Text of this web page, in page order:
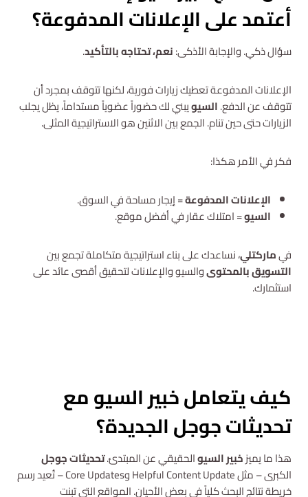
أعتمد على الإعلانات المدفوعة؟
سؤال ذكي. والإجابة الأذكى:نعم، تحتاجه بالتأكيد.
الإعلانات المدفوعة تعطيك زيارات فورية، لكنها تتوقف بمجرد أن
تتوقف عن الدفع.السيويبني لك حضوراً عضوياً مستداماً، يظل يجلب
الزيارات حتى حين تنام. الجمع بين الاثنين هو الاستراتيجية المثلى.
فكر في الأمر هكذا:
الإعلانات المدفوعة= إيجار مساحة في السوق.
السيو= امتلاك عقار في أفضل موقع.
فيماركتلي، نساعدك على بناء استراتيجية متكاملة تجمع بين
التسويق بالمحتوىوالسيو والإعلانات لتحقيق أقصى عائد على
استثمارك.
كيف يتعامل خبير السيو مع
تحديثات جوجل الجديدة؟
هذا ما يميزخبير السيوالحقيقي عن المبتدئ.تحديثات جوجل
الكبرى – مثل Helpful Content Update وCore Updates – تُعيد رسم
خريطة نتائج البحث كلياً في بعض الأحيان. المواقع التي تبنت